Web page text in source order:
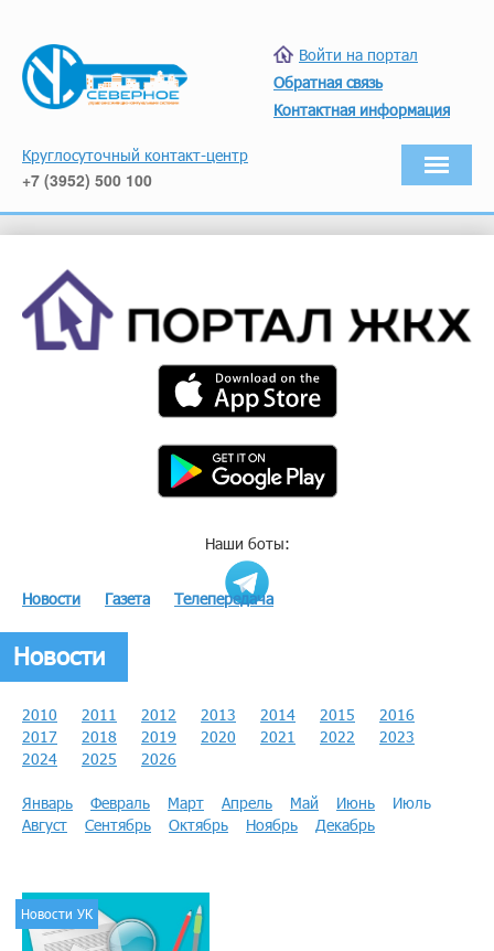
Войти на портал
Обратная связь
Контактная информация
Круглосуточный контакт-центр
+7 (3952) 500 100
Наши боты:
Новости Газета Телепередача
Новости
2010 2011 2012 2013 2014 2015
2016
2017
2018 2019 2020 2021 2022
2023
2024
2025 2026
Январь Февраль Март Апрель Май Июнь
Июль
Август
Сентябрь Октябрь Ноябрь Декабрь
Новости УК